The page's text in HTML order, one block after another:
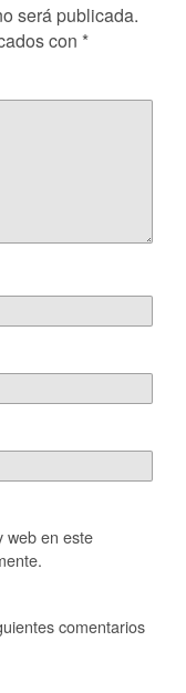
será publicada.
con *
web en este
comentarios